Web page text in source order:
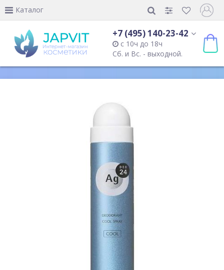
Каталог
+7 (495) 140-23-42
с 10ч до 18ч
Сб. и Вс. - выходной.